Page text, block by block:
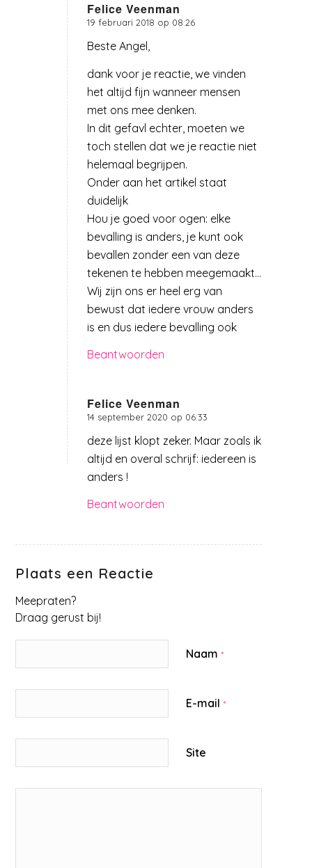
Felice Veenman
zegt:
19 februari 2018 op 08:26
Beste Angel,
dank voor je reactie, we vinden
het altijd fijn wanneer mensen
met ons mee denken.
In dit gefavl echter, moeten we
toch stellen dat we je reactie niet
helemaal begrijpen.
Onder aan het artikel staat
duidelijk
Hou je goed voor ogen: elke
bevalling is anders, je kunt ook
bevallen zonder een van deze
tekenen te hebben meegemaakt…
Wij zijn ons er heel erg van
bewust dat iedere vrouw anders
is en dus iedere bevalling ook
Beantwoorden
Felice Veenman
zegt:
14 september 2020 op 06:33
deze lijst klopt zeker. Maar zoals ik
altijd en overal schrijf: iedereen is
anders !
Beantwoorden
Plaats een Reactie
Meepraten?
Draag gerust bij!
Naam*
E-mail*
Site